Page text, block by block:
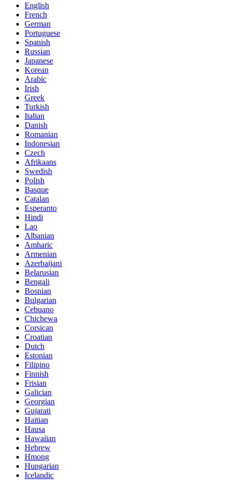
English
French
German
Portuguese
Spanish
Russian
Japanese
Korean
Arabic
Irish
Greek
Turkish
Italian
Danish
Romanian
Indonesian
Czech
Afrikaans
Swedish
Polish
Basque
Catalan
Esperanto
Hindi
Lao
Albanian
Amharic
Armenian
Azerbaijani
Belarusian
Bengali
Bosnian
Bulgarian
Cebuano
Chichewa
Corsican
Croatian
Dutch
Estonian
Filipino
Finnish
Frisian
Galician
Georgian
Gujarati
Haitian
Hausa
Hawaiian
Hebrew
Hmong
Hungarian
Icelandic